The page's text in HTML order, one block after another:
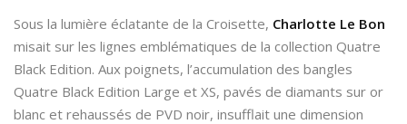
Sous la lumière éclatante de la Croisette, Charlotte Le Bon
misait sur les lignes emblématiques de la collection Quatre
Black Edition. Aux poignets, l’accumulation des bangles
Quatre Black Edition Large et XS, pavés de diamants sur or
blanc et rehaussés de PVD noir, insufflait une dimension